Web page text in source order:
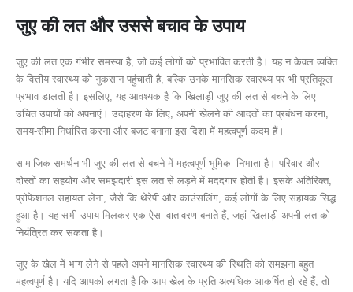
जुए की लत और उससे बचाव के उपाय
जुए की लत एक गंभीर समस्या है, जो कई लोगों को प्रभावित करती है। यह न केवल व्यक्ति
के वित्तीय स्वास्थ्य को नुकसान पहुंचाती है, बल्कि उनके मानसिक स्वास्थ्य पर भी प्रतिकूल
प्रभाव डालती है। इसलिए, यह आवश्यक है कि खिलाड़ी जुए की लत से बचने के लिए
उचित उपायों को अपनाएं। उदाहरण के लिए, अपनी खेलने की आदतों का प्रबंधन करना,
समय-सीमा निर्धारित करना और बजट बनाना इस दिशा में महत्वपूर्ण कदम हैं।
सामाजिक समर्थन भी जुए की लत से बचने में महत्वपूर्ण भूमिका निभाता है। परिवार और
दोस्तों का सहयोग और समझदारी इस लत से लड़ने में मददगार होती है। इसके अतिरिक्त,
प्रोफेशनल सहायता लेना, जैसे कि थेरेपी और काउंसलिंग, कई लोगों के लिए सहायक सिद्ध
हुआ है। यह सभी उपाय मिलकर एक ऐसा वातावरण बनाते हैं, जहां खिलाड़ी अपनी लत को
नियंत्रित कर सकता है।
जुए के खेल में भाग लेने से पहले अपने मानसिक स्वास्थ्य की स्थिति को समझना बहुत
महत्वपूर्ण है। यदि आपको लगता है कि आप खेल के प्रति अत्यधिक आकर्षित हो रहे हैं, तो